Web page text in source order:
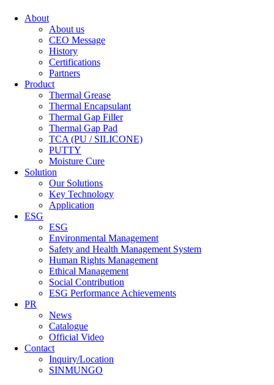
About
About us
CEO Message
History
Certifications
Partners
Product
Thermal Grease
Thermal Encapsulant
Thermal Gap Filler
Thermal Gap Pad
TCA (PU / SILICONE)
PUTTY
Moisture Cure
Solution
Our Solutions
Key Technology
Application
ESG
ESG
Environmental Management
Safety and Health Management System
Human Rights Management
Ethical Management
Social Contribution
ESG Performance Achievements
PR
News
Catalogue
Official Video
Contact
Inquiry/Location
SINMUNGO